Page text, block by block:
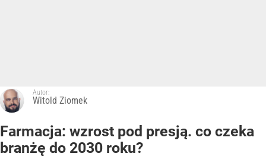
Autor:
Witold Ziomek
Farmacja: wzrost pod presją. co czeka
branżę do 2030 roku?